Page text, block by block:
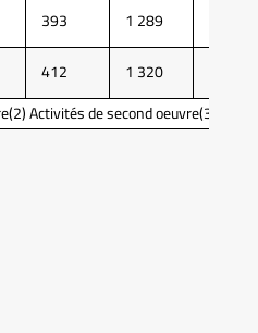
393 1 289
412 1 320
Activités de second oeuvre(3)